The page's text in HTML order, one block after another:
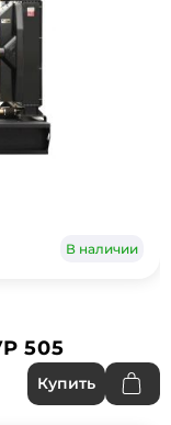
В наличии
505
Купить